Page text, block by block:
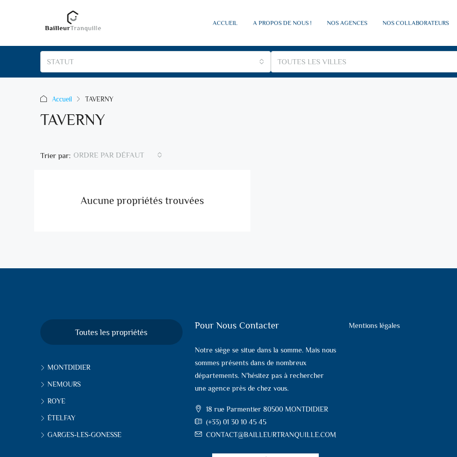
ACCUEIL A PROPOS DE NOUS ! NOS AGENCES NOS COLLABORATEURS
STATUT TOUTES LES VILLES
Accueil TAVERNY
TAVERNY
Trier par: ORDRE PAR DÉFAUT
Aucune propriétés trouvées
Toutes les propriétés
MONTDIDIER
NEMOURS
ROYE
ÉTELFAY
GARGES-LES-GONESSE
Pour Nous Contacter
Notre siège se situe dans la somme. Mais nous
sommes présents dans de nombreux
départements. N'hésitez pas à rechercher
une agence près de chez vous.
18 rue Parmentier 80500 MONTDIDIER
(+33) 01 30 10 45 45
CONTACT@BAILLEURTRANQUILLE.COM
Mentions légales